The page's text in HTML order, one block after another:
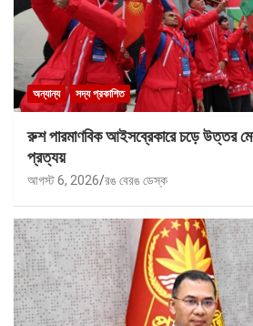
অন্যান্য সদ্য প্রকাশিত
রুশ পারমাণবিক আইসব্রেকারে চড়ে উত্তর
প্রত্যয়
আগস্ট 6, 2026 রঙ বেরঙ ডেস্ক